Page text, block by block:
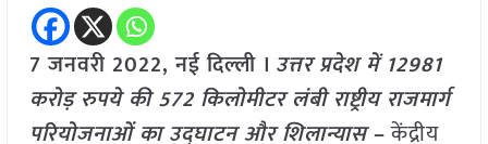
7 जनवरी 2022, नई दिल्ली । उत्तर प्रदेश में 12981
करोड़ रुपये की 572 किलोमीटर लंबी राष्ट्रीय राजमार्ग
परियोजनाओं का उद्घाटन और शिलान्यास–केंद्रीय